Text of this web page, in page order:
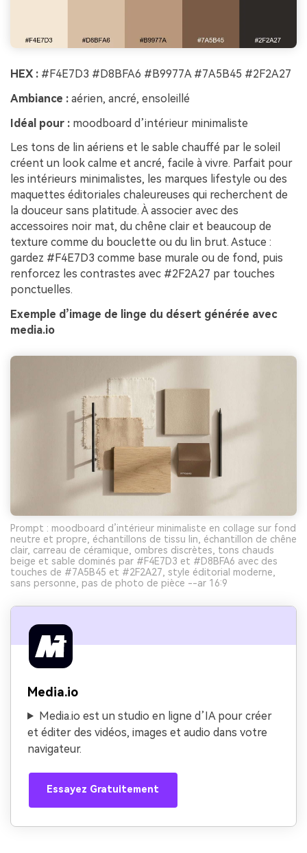
HEX : #F4E7D3 #D8BFA6 #B9977A #7A5B45 #2F2A27
Ambiance : aérien, ancré, ensoleillé
Idéal pour : moodboard d’intérieur minimaliste
Les tons de lin aériens et le sable chauffé par le soleil
créent un look calme et ancré, facile à vivre. Parfait pour
les intérieurs minimalistes, les marques lifestyle ou des
maquettes éditoriales chaleureuses qui recherchent de
la douceur sans platitude. À associer avec des
accessoires noir mat, du chêne clair et beaucoup de
texture comme du bouclette ou du lin brut. Astuce :
gardez #F4E7D3 comme base murale ou de fond, puis
renforcez les contrastes avec #2F2A27 par touches
ponctuelles.
Exemple d’image de linge du désert générée avec
media.io
Prompt : moodboard d’intérieur minimaliste en collage sur fond
neutre et propre, échantillons de tissu lin, échantillon de chêne
clair, carreau de céramique, ombres discrètes, tons chauds
beige et sable dominés par #F4E7D3 et #D8BFA6 avec des
touches de #7A5B45 et #2F2A27, style éditorial moderne,
sans personne, pas de photo de pièce --ar 16:9
Media.io
Media.io est un studio en ligne d’IA pour créer
et éditer des vidéos, images et audio dans votre
navigateur.
Essayez Gratuitement